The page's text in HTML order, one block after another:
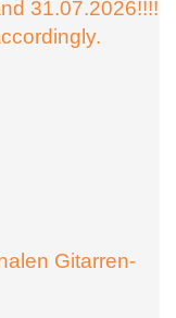
31.07.2026!!!!
Gitarren-